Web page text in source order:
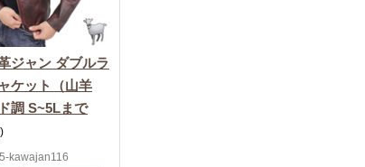
ジャン ダブルラ
ケット（山羊
調 S~5Lまで
kawajan116